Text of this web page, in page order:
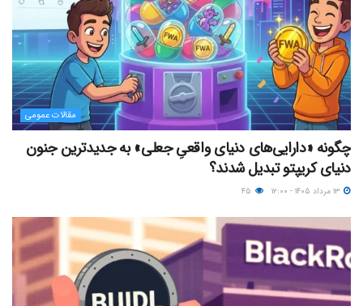
مقالات عمومی
چگونه «دارایی‌های دنیای واقعیِ جعلی» به جدیدترین جنون
دنیای کریپتو تبدیل شدند؟